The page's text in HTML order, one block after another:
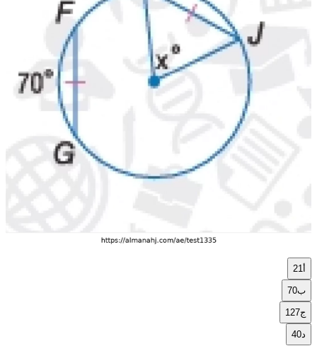
21
ب70
ج127
40